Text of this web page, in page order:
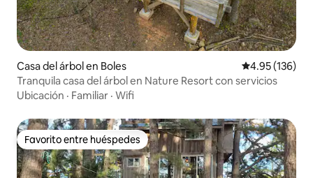
Casa del árbol en Boles Calificación
4.95 (136)
Tranquila casa del árbol en Nature Resort con servicios
Ubicación · Familiar · Wifi
Favorito entre huéspedes
Favorito entre huéspedes